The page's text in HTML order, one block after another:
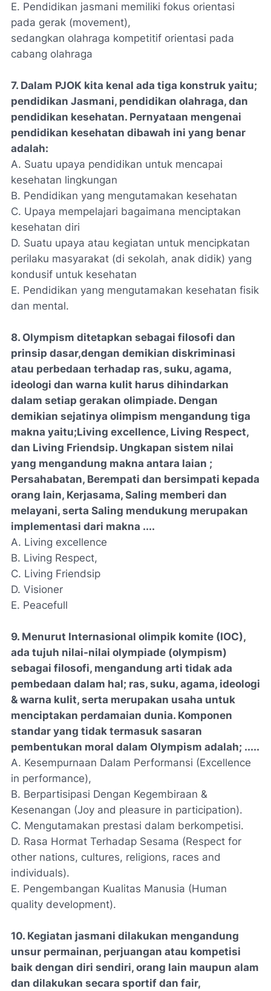
E. Pendidikan jasmani memiliki fokus orientasi
pada gerak (movement),
sedangkan olahraga kompetitif orientasi pada
cabang olahraga
7. Dalam PJOK kita kenal ada tiga konstruk yaitu;
pendidikan Jasmani, pendidikan olahraga, dan
pendidikan kesehatan. Pernyataan mengenai
pendidikan kesehatan dibawah ini yang benar
adalah:
A. Suatu upaya pendidikan untuk mencapai
kesehatan lingkungan
B. Pendidikan yang mengutamakan kesehatan
C. Upaya mempelajari bagaimana menciptakan
kesehatan diri
D. Suatu upaya atau kegiatan untuk mencipkatan
perilaku masyarakat (di sekolah, anak didik) yang
kondusif untuk kesehatan
E. Pendidikan yang mengutamakan kesehatan fisik
dan mental.
8. Olympism ditetapkan sebagai filosofi dan
prinsip dasar,dengan demikian diskriminasi
atau perbedaan terhadap ras, suku, agama,
ideologi dan warna kulit harus dihindarkan
dalam setiap gerakan olimpiade. Dengan
demikian sejatinya olimpism mengandung tiga
makna yaitu;Living excellence, Living Respect,
dan Living Friendsip. Ungkapan sistem nilai
yang mengandung makna antara laian ;
Persahabatan, Berempati dan bersimpati kepada
orang lain, Kerjasama, Saling memberi dan
melayani, serta Saling mendukung merupakan
implementasi dari makna ....
A. Living excellence
B. Living Respect,
C. Living Friendsip
D. Visioner
E. Peacefull
9. Menurut Internasional olimpik komite (IOC),
ada tujuh nilai-nilai olympiade (olympism)
sebagai filosofi, mengandung arti tidak ada
pembedaan dalam hal; ras, suku, agama, ideologi
& warna kulit, serta merupakan usaha untuk
menciptakan perdamaian dunia. Komponen
standar yang tidak termasuk sasaran
pembentukan moral dalam Olympism adalah; .....
A. Kesempurnaan Dalam Performansi (Excellence
in performance),
B. Berpartisipasi Dengan Kegembiraan &
Kesenangan (Joy and pleasure in participation).
C. Mengutamakan prestasi dalam berkompetisi.
D. Rasa Hormat Terhadap Sesama (Respect for
other nations, cultures, religions, races and
individuals).
E. Pengembangan Kualitas Manusia (Human
quality development).
10. Kegiatan jasmani dilakukan mengandung
unsur permainan, perjuangan atau kompetisi
baik dengan diri sendiri, orang lain maupun alam
dan dilakukan secara sportif dan fair,